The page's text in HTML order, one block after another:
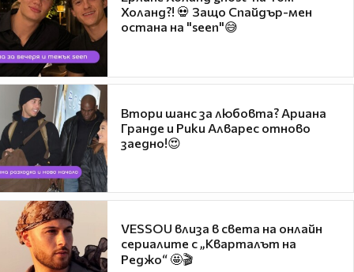
Холанд?! 💀 Защо Спайдър-мен
остана на "seen"😅
Втори шанс за любовта? Ариана
Гранде и Рики Алварес отново
заедно!😍
VESSOU влиза в света на онлайн
сериалите с „Кварталът на
Реджо“ 🤩🎬